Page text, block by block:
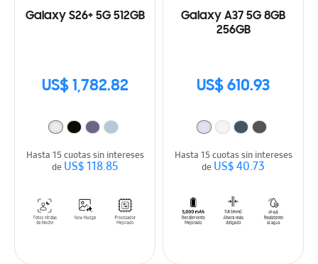
Galaxy S26+ 5G 512GB
US$ 1,782.82
Hasta 15 cuotas sin intereses
deUS$ 118.85
Galaxy A37 5G 8GB
256GB
US$ 610.93
Hasta 15 cuotas sin intereses
deUS$ 40.73